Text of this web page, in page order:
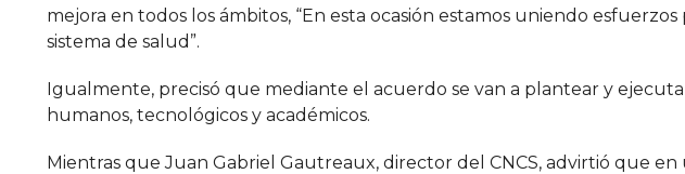
mejora en todos los ámbitos, “En esta ocasión estamos uniendo
sistema de salud”.
Igualmente, precisó que mediante el acuerdo se van a plantear y
humanos, tecnológicos y académicos.
Mientras que Juan Gabriel Gautreaux, director del CNCS, advirtió que